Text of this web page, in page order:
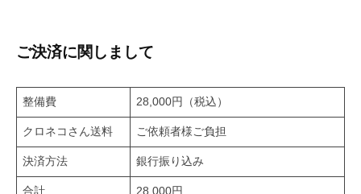
ご決済に関しまして
整備費 28,000円（税込）
クロネコさん送料 ご依頼者様ご負担
決済方法 銀行振り込み
合計 28,000円